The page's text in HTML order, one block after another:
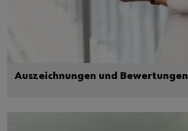
Auszeichnungen und Bewertungen